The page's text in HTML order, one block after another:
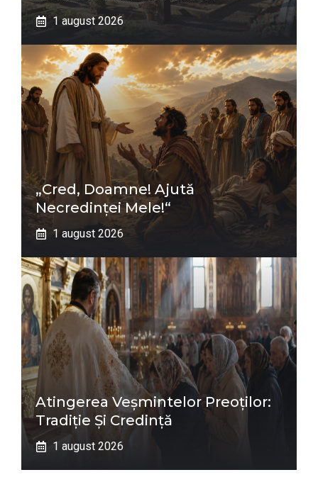
1 august 2026
„Cred, Doamne! Ajută
Necredinţei Mele!“
1 august 2026
Atingerea Veșmintelor Preoților:
Tradiție Și Credință
1 august 2026